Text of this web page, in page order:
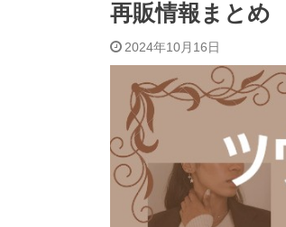
再販情報まとめ
2024年10月16日